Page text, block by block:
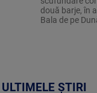
două barje, în
Bala de pe
ULTIMELE ȘTIRI